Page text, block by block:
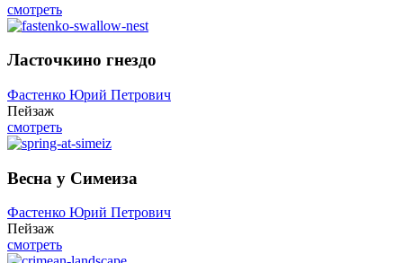
смотреть
Ласточкино гнездо
Фастенко Юрий Петрович
Пейзаж
смотреть
Весна у Симеиза
Фастенко Юрий Петрович
Пейзаж
смотреть